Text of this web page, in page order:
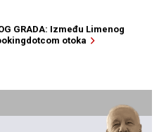
GRADA: Između Limenog
otoka